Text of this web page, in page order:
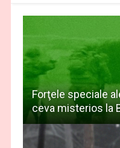
Forţele speciale
ceva misterios la